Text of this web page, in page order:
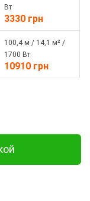
Вт
3330 грн
100,4 м / 14,1 м² /
1700 Вт
10910 грн